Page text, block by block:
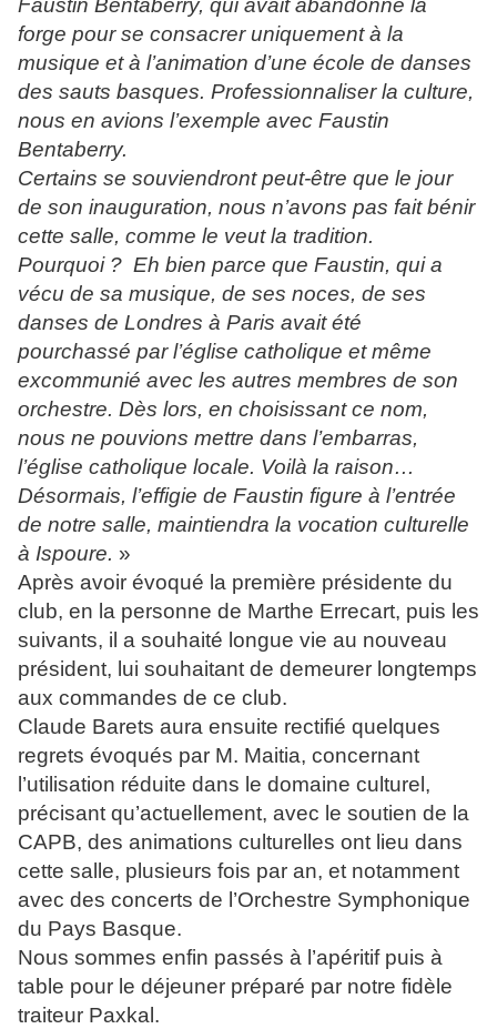
Faustin Bentaberry, qui avait abandonné la
forge pour se consacrer uniquement à la
musique et à l’animation d’une école de danses
des sauts basques. Professionnaliser la culture,
nous en avions l’exemple avec Faustin
Bentaberry.
Certains se souviendront peut-être que le jour
de son inauguration, nous n’avons pas fait bénir
cette salle, comme le veut la tradition.
Pourquoi ? Eh bien parce que Faustin, qui a
vécu de sa musique, de ses noces, de ses
danses de Londres à Paris avait été
pourchassé par l’église catholique et même
excommunié avec les autres membres de son
orchestre. Dès lors, en choisissant ce nom,
nous ne pouvions mettre dans l’embarras,
l’église catholique locale. Voilà la raison…
Désormais, l’effigie de Faustin figure à l’entrée
de notre salle, maintiendra la vocation culturelle
à Ispoure. »
Après avoir évoqué la première présidente du
club, en la personne de Marthe Errecart, puis les
suivants, il a souhaité longue vie au nouveau
président, lui souhaitant de demeurer longtemps
aux commandes de ce club.
Claude Barets aura ensuite rectifié quelques
regrets évoqués par M. Maitia, concernant
l’utilisation réduite dans le domaine culturel,
précisant qu’actuellement, avec le soutien de la
CAPB, des animations culturelles ont lieu dans
cette salle, plusieurs fois par an, et notamment
avec des concerts de l’Orchestre Symphonique
du Pays Basque.
Nous sommes enfin passés à l’apéritif puis à
table pour le déjeuner préparé par notre fidèle
traiteur Paxkal.